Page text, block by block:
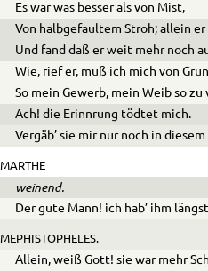
Es war was besser als von Mist,
Von halbgefaultem Stroh; allein er
Und fand daß er weit mehr noch
Wie, rief er, muß ich mich von
So mein Gewerb, mein Weib so zu
Ach! die Erinnrung tödtet mich.
Vergäb’ sie mir nur noch in
MARTHE
weinend.
Der gute Mann! ich hab’ ihm
MEPHISTOPHELES.
Allein, weiß Gott! sie war mehr